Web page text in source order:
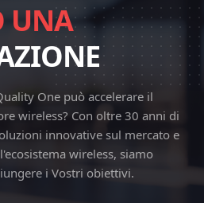
UNA
One può accelerare il
wireless? Con oltre 30 anni di
innovative sul mercato e
wireless, siamo
i Vostri obiettivi.